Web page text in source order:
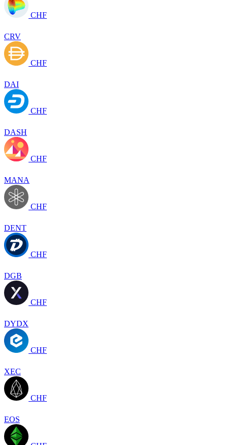
CHF
CRV
CHF
DAI
CHF
DASH
CHF
MANA
CHF
DENT
CHF
DGB
CHF
DYDX
CHF
XEC
CHF
EOS